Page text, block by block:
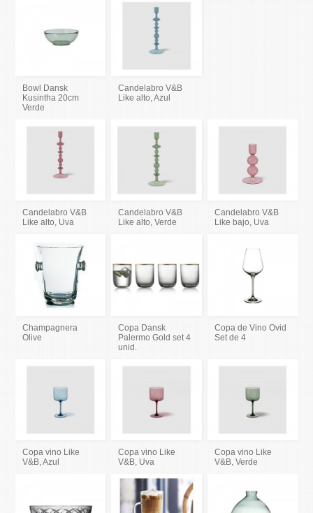
Bowl Dansk
Kusintha 20cm
Verde
Candelabro V&B
Like alto, Azul
Candelabro V&B
Like alto, Uva
Candelabro V&B
Like alto, Verde
Candelabro V&B
Like bajo, Uva
Champagnera
Olive
Copa Dansk
Palermo Gold set 4
unid.
Copa de Vino Ovid
Set de 4
Copa vino Like
V&B, Azul
Copa vino Like
V&B, Uva
Copa vino Like
V&B, Verde